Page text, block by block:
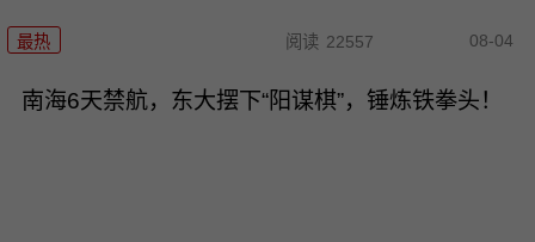
最热 阅读 22557 08-04
南海6天禁航，东大摆下“阳谋棋”，锤炼铁拳头！